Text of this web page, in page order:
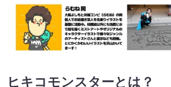
ヒキコモンスターとは？